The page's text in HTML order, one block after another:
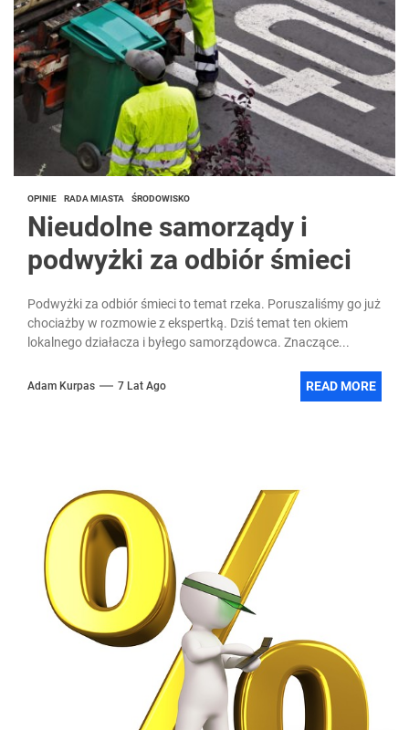
OPINIE RADA MIASTA ŚRODOWISKO
Nieudolne samorządy i
podwyżki za odbiór śmieci
Podwyżki za odbiór śmieci to temat rzeka. Poruszaliśmy go już
chociażby w rozmowie z ekspertką. Dziś temat ten okiem
lokalnego działacza i byłego samorządowca. Znaczące...
Adam Kurpas 7 Lat Ago READ MORE